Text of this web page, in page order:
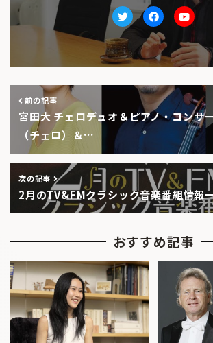
Twitterfacebook
前の記事
宮田大 チェロデュオ＆ピアノ・コンサ
（チェロ）＆…
次の記事
2月のTV&FMクラシック音楽番組情報
おすすめ記事